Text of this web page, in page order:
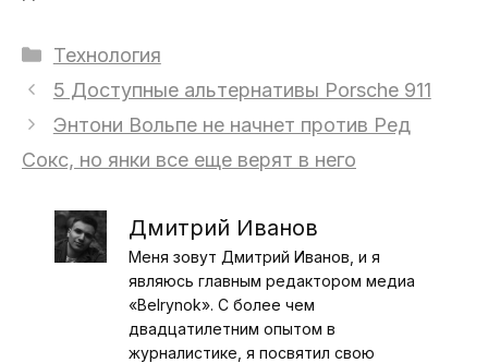
Рубрики
Технология
5 Доступные альтернативы Porsche 911
Энтони Вольпе не начнет против Ред
Сокс, но янки все еще верят в него
Дмитрий Иванов
Меня зовут Дмитрий Иванов, и я
являюсь главным редактором медиа
«Belrynok». С более чем
двадцатилетним опытом в
журналистике, я посвятил свою